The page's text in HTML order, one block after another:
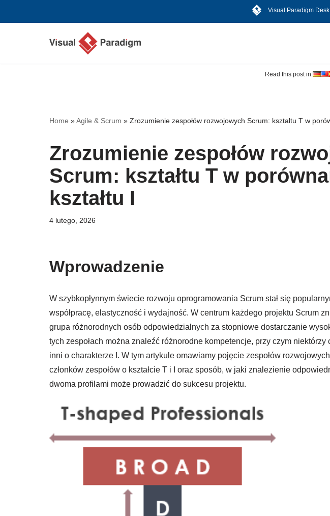
Visual Paradigm
Read this post in:
Home »Agile & Scrum » Zrozumienie zespołów rozwojowych Scrum: kształtu T w
Zrozumienie zespołów
Scrum: kształtu T w
kształtu I
4 lutego, 2026
Wprowadzenie
W szybkopłynnym świecie rozwoju oprogramowania Scrum stał się
współpracę, elastyczność i wydajność. W centrum każdego projektu Scrum
grupa różnorodnych osób odpowiedzialnych za stopniowe dostarczanie
tych zespołach można znaleźć różnorodne kompetencje, przy czym niektórzy
inni o charakterze I. W tym artykule omawiamy pojęcie zespołów
członków zespołów o kształcie T i I oraz sposób, w jaki znalezienie
dwoma profilami może prowadzić do sukcesu projektu.